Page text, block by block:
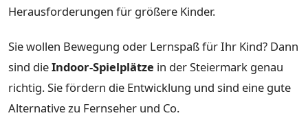
Herausforderungen für größere Kinder.
Sie wollen Bewegung oder Lernspaß für Ihr Kind? Dann
sind dieIndoor-Spielplätze in der Steiermark genau
richtig. Sie fördern die Entwicklung und sind eine gute
Alternative zu Fernseher und Co.